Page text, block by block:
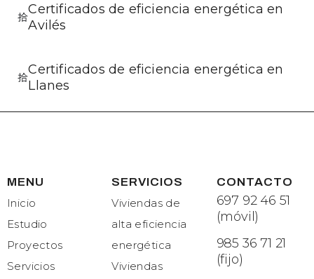
Certificados de eficiencia energética en
Avilés
Certificados de eficiencia energética en
Llanes
MENU
Inicio
Estudio
Proyectos
Servicios
SERVICIOS
Viviendas de
alta eficiencia
energética
Viviendas
CONTACTO
697 92 46 51
(móvil)
985 36 71 21
(fijo)